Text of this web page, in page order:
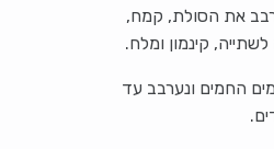
את הסולת, קמח,
קינמון ומלח.
החמים ונערבב עד